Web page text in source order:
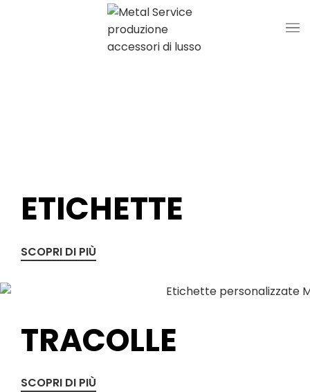
ETICHETTE
SCOPRI DI PIÙ
TRACOLLE
SCOPRI DI PIÙ